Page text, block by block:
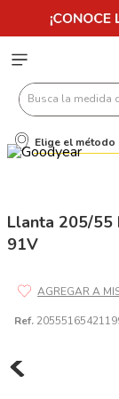
Busca la
Elige el
Llanta 205/55
91V
Ref.